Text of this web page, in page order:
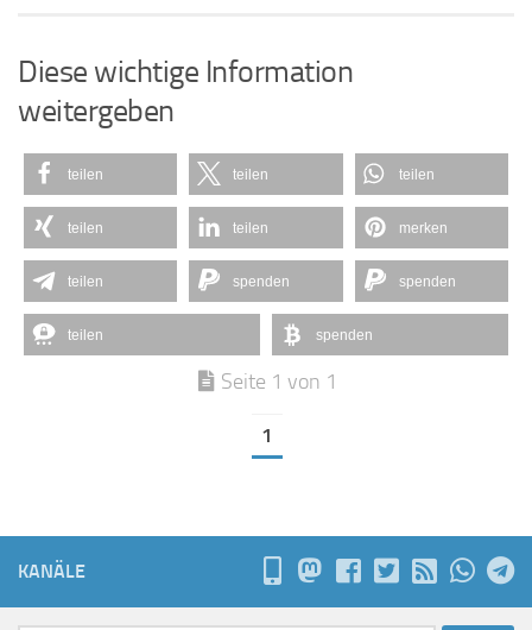
Diese wichtige Information
weitergeben
teilen teilen teilen
teilen teilen merken
teilen spenden spenden
teilen spenden
Seite 1 von 1
1
KANÄLE